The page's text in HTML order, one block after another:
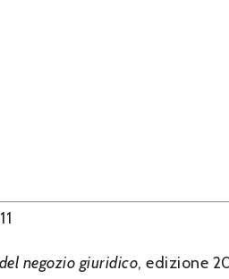
negozio giuridico, edizione